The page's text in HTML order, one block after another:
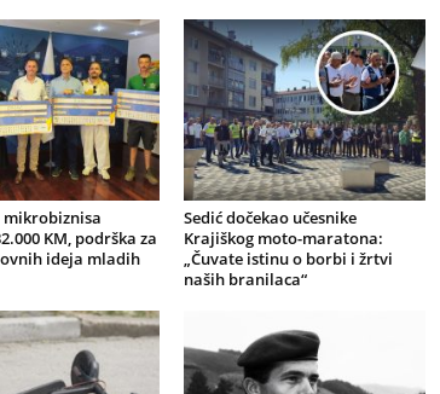
KM, podrška za
ideja mladih
Sedić dočekao učesnike
Krajiškog moto-maratona:
„Čuvate istinu o borbi i žrtvi
naših branilaca“